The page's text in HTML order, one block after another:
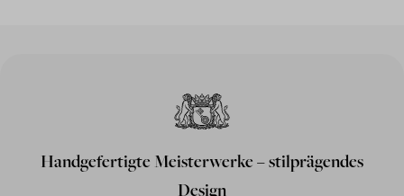
Handgefertigte Meisterwerke – stilprägendes
Design